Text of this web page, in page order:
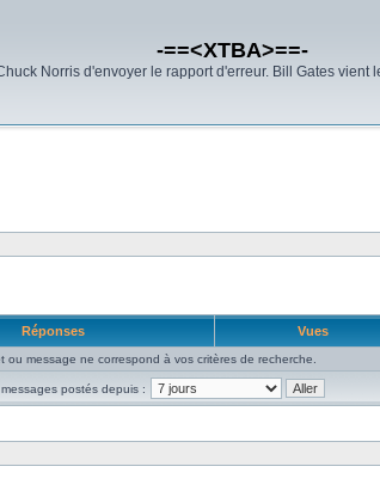
-==<XTBA>==-
Norris d'envoyer le rapport d'erreur. Bill Gates vient
Réponses Vues
ou message ne correspond à vos critères de recherche.
postés depuis :